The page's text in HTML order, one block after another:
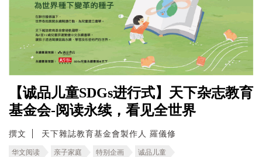
【诚品儿童SDGs进行式】天下杂志教育
基金会-阅读永续，看见全世界
撰文 天下雜誌教育基金會製作人 羅儀修
华文阅读 亲子家庭 特别企画 诚品儿童